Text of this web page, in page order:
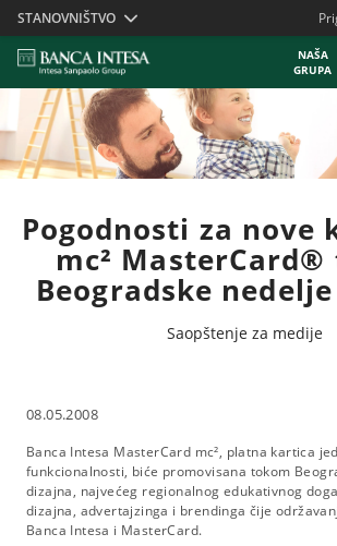
Skiplinks
STANOVNIŠTVO
NAŠA
GRUPA
Pogodnosti za nove
mc²
Beogradske
Saopštenje za medije
08.05.2008
Banca Intesa MasterCard mc², platna kartica
funkcionalnosti, biće promovisana tokom
dizajna, najvećeg regionalnog edukativnog
dizajna, advertajzinga i brendinga čije
Banca Intesa i MasterCard.